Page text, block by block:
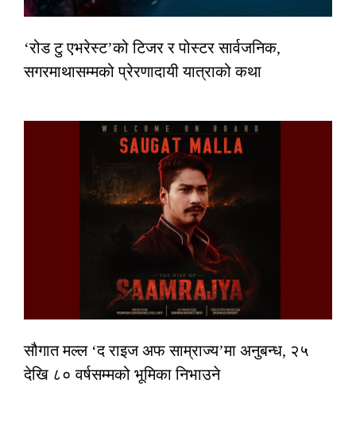
‘रोड टु एभरेस्ट’को टिजर र पोस्टर सार्वजनिक,
सगरमाथासम्मको प्रेरणादायी यात्राको कथा
सौगात मल्ल ‘द राइज अफ साम्राज्य’मा अनुबन्ध, २५
देखि ८० वर्षसम्मको भूमिका निभाउने